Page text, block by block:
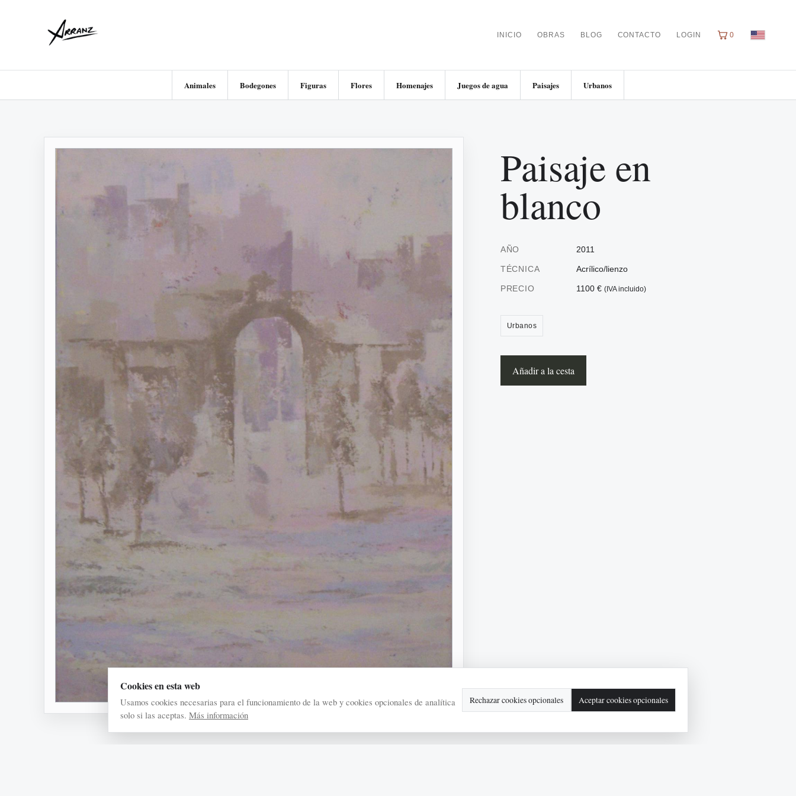
INICIO OBRAS BLOG CONTACTO LOGIN 0
Animales Bodegones Figuras Flores Homenajes Juegos de agua Paisajes Urbanos
Paisaje en
blanco
AÑO 2011
TÉCNICA Acrílico/lienzo
PRECIO 1100 € (IVA incluido)
Urbanos
Añadir a la cesta
Cookies en esta web
Usamos cookies necesarias para el funcionamiento de la web y cookies opcionales de analítica
solo si las aceptas. Más información
Rechazar cookies opcionales Aceptar cookies opcionales